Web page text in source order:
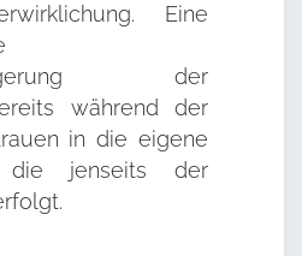
Eine
der
während der
in die eigene
die jenseits der